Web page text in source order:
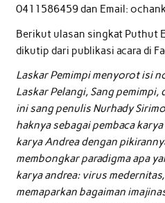
0411586459 dan Email:
Berikut ulasan singkat Puthut
dikutip dari publikasi acara di
Laskar Pemimpi menyorot isi
Laskar Pelangi, Sang pemimpi,
ini sang penulis Nurhady
haknya sebagai pembaca
karya Andrea dengan
membongkar paradigma apa
karya andrea: virus
memaparkan bagaiman